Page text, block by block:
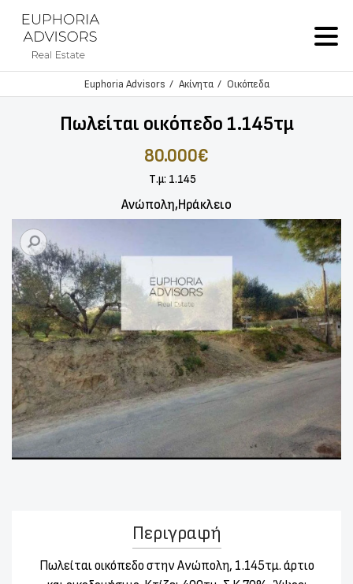
Euphoria Advisors Ακίνητα Οικόπεδα
Πωλείται οικόπεδο 1.145τμ
80.000€
Τ.μ: 1.145
Ανώπολη,Ηράκλειο
Περιγραφή
Πωλείται οικόπεδο στην Ανώπολη, 1.145τμ. άρτιο